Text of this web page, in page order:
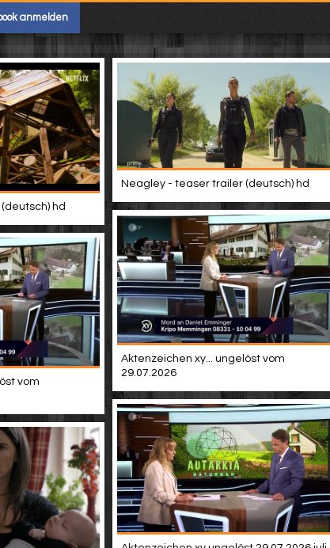
anmelden
hd
Neagley - teaser trailer (deutsch) hd
Aktenzeichen xy... ungelöst vom
29.07.2026
vom